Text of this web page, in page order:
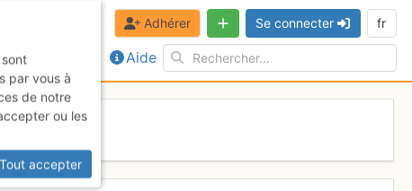
Aide
Adhérer Se connecter fr
par vous à
de notre
ou les
Tout accepter